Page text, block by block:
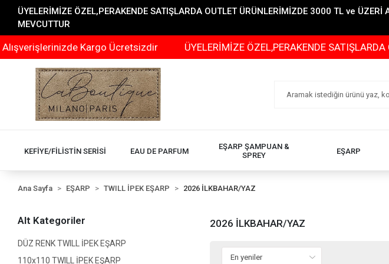
ÜYELERİMİZE ÖZEL,PERAKENDE SATIŞLARDA OUTLET ÜRÜNLERİMİZDE 3000 TL ve
MEVCUTTUR
Kargo Ücretsizdir ÜYELERİMİZE ÖZEL,PERAKENDE SATIŞLARDA
KEFİYE/FİLİSTİN SERİSİ EAU DE PARFUM
EŞARP ŞAMPUAN &
SPREY
EŞARP
Ana Sayfa EŞARP TWILL İPEK EŞARP 2026 İLKBAHAR/YAZ
Alt Kategoriler
DÜZ RENK TWILL İPEK EŞARP
110x110 TWILL İPEK EŞARP
2026 İLKBAHAR/YAZ